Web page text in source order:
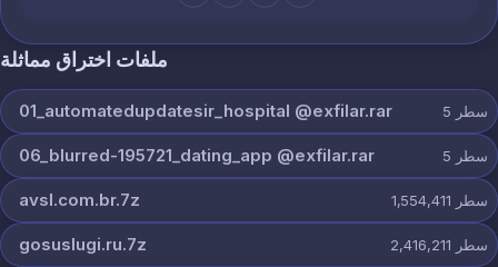
ملفات اختراق مماثلة
01_automatedupdatesir_hospital @exfilar.rar 5 سطر
06_blurred-195721_dating_app @exfilar.rar 5 سطر
avsl.com.br.7z 1,554,411 سطر
gosuslugi.ru.7z 2,416,211 سطر